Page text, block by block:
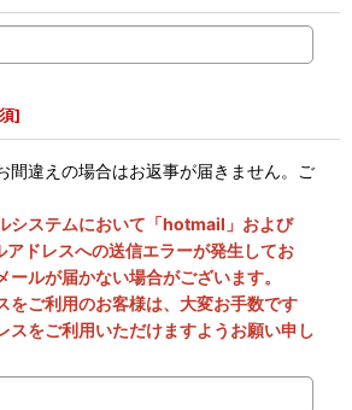
]
間違えの場合はお返事が届きません。ご
システムにおいて「hotmail」および
アドレスへの送信エラーが発生してお
ールが届かない場合がございます。
をご利用のお客様は、大変お手数です
スをご利用いただけますようお願い申し